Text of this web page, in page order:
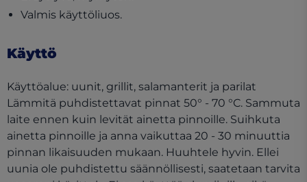
Valmis käyttöliuos.
Käyttö
Käyttöalue: uunit, grillit, salamanterit ja parilat
Lämmitä puhdistettavat pinnat 50° - 70 °C. Sammuta
laite ennen kuin levität ainetta pinnoille. Suihkuta
ainetta pinnoille ja anna vaikuttaa 20 - 30 minuuttia
pinnan likaisuuden mukaan. Huuhtele hyvin. Ellei
uunia ole puhdistettu säännöllisesti, saatetaan tarvita